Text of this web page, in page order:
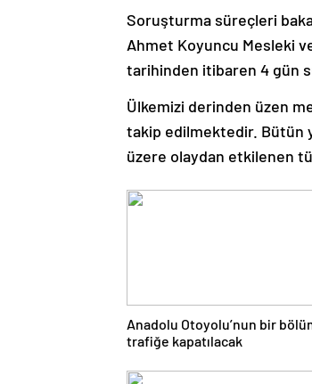
Soruşturma süreçleri
Ahmet Koyuncu Mesleki
tarihinden itibaren 4 gün
Ülkemizi derinden üzen
takip edilmektedir. Bütün
üzere olaydan etkilenen
Anadolu Otoyolu’nun bir
trafiğe kapatılacak